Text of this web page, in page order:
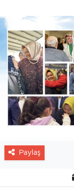
Paylaş